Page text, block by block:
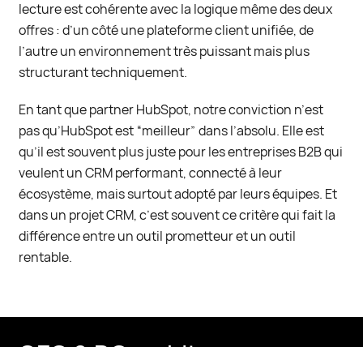
lecture est cohérente avec la logique même des deux
offres : d’un côté une plateforme client unifiée, de
l’autre un environnement très puissant mais plus
structurant techniquement.
En tant que partner HubSpot, notre conviction n’est
pas qu’HubSpot est “meilleur” dans l’absolu. Elle est
qu’il est souvent plus juste pour les entreprises B2B qui
veulent un CRM performant, connecté à leur
écosystème, mais surtout adopté par leurs équipes. Et
dans un projet CRM, c’est souvent ce critère qui fait la
différence entre un outil prometteur et un outil
rentable.